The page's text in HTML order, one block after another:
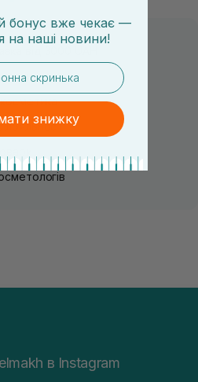
косметика
лояльності
в Instagram
бонус вже чекає —
на наші новини!
знижку